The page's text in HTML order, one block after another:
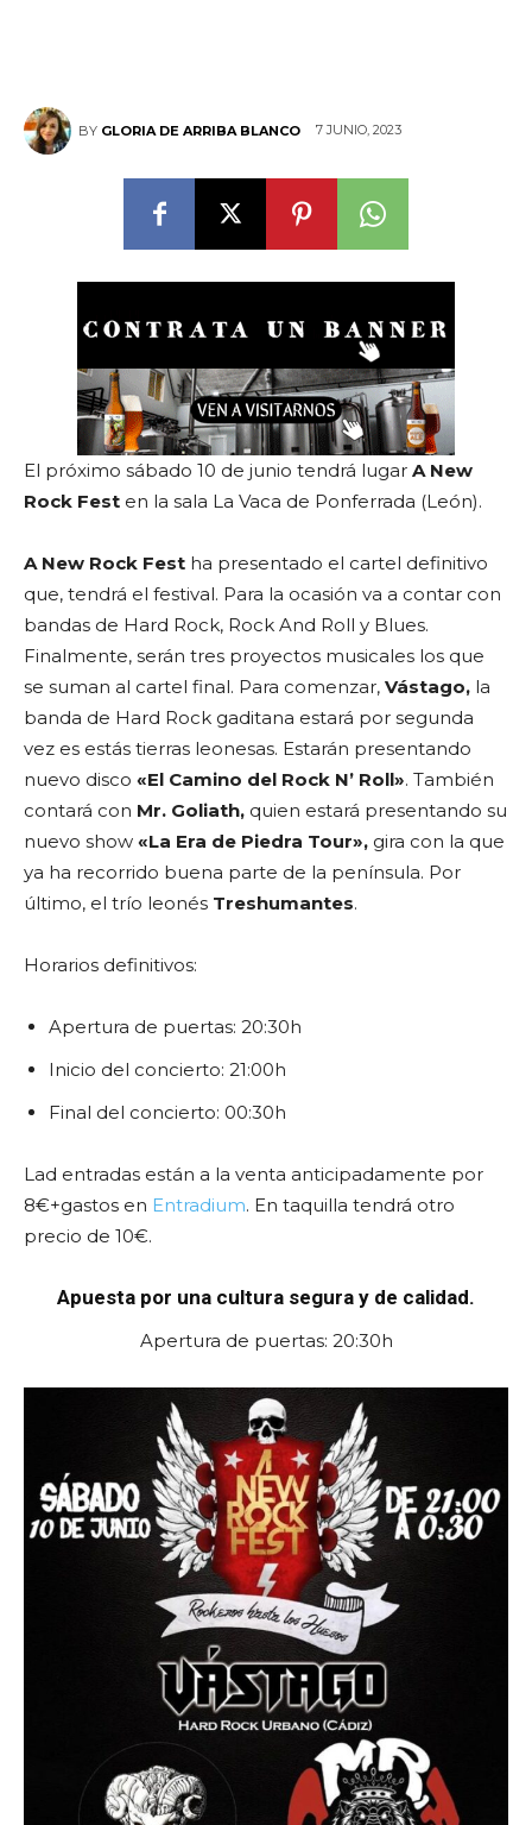
BY GLORIA DE ARRIBA BLANCO 7 JUNIO, 2023
El próximo sábado 10 de junio tendrá lugar A New
Rock Fest en la sala La Vaca de Ponferrada (León).
A New Rock Fest ha presentado el cartel definitivo
que, tendrá el festival. Para la ocasión va a contar con
bandas de Hard Rock, Rock And Roll y Blues.
Finalmente, serán tres proyectos musicales los que
se suman al cartel final. Para comenzar, Vástago, la
banda de Hard Rock gaditana estará por segunda
vez es estás tierras leonesas. Estarán presentando
nuevo disco «El Camino del Rock N’ Roll». También
contará con Mr. Goliath, quien estará presentando su
nuevo show «La Era de Piedra Tour», gira con la que
ya ha recorrido buena parte de la península. Por
último, el trío leonés Treshumantes.
Horarios definitivos:
Apertura de puertas: 20:30h
Inicio del concierto: 21:00h
Final del concierto: 00:30h
Lad entradas están a la venta anticipadamente por
8€+gastos en Entradium. En taquilla tendrá otro
precio de 10€.
Apuesta por una cultura segura y de calidad.
Apertura de puertas: 20:30h